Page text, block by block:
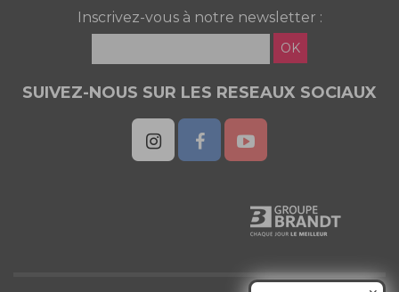
Inscrivez-vous à notre newsletter :
OK
SUIVEZ-NOUS SUR LES RESEAUX SOCIAUX